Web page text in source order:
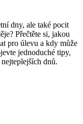
dny, ale také pocit
Přečtěte si, jakou
pro úlevu a kdy může
jednoduché tipy,
dnů.